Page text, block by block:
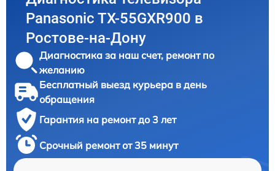
Panasonic TX-55GXR900 в
Ростове-на-Дону
Диагностика за наш счет, ремонт по
желанию
Бесплатный выезд курьера в день
обращения
Гарантия на ремонт до 3 лет
Срочный ремонт от 35 минут